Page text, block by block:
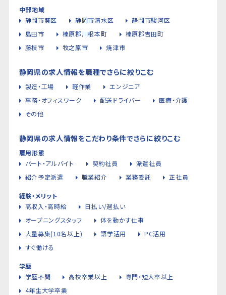
中部地域
静岡市葵区
静岡市清水区
静岡市駿河区
島田市
榛原郡川根本町
榛原郡吉田町
藤枝市
牧之原市 焼津市
静岡県の求人情報を職種でさらに絞りこむ
製造・工場 軽作業
エンジニア
事務・オフィスワーク
配送ドライバー
医療・介護
その他
静岡県の求人情報をこだわり条件でさらに絞りこむ
雇用形態
パート・アルバイト
契約社員
派遣社員
紹介予定派遣
職業紹介 業務委託 正社員
経験・メリット
高収入・高時給
日払い/週払い
オープニングスタッフ
体を動かす仕事
大量募集(10名以上)
語学活用
PC活用
すぐ働ける
学歴
学歴不問
高校卒業以上
専門・短大卒以上
4年生大学卒業